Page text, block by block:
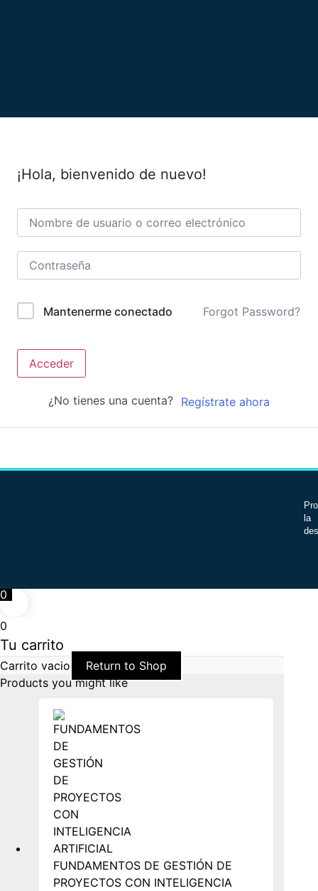
¡Hola, bienvenido de nuevo!
Mantenerme conectado Forgot Password?
Acceder
¿No tienes una cuenta? Regístrate ahora
la
0
0
Tu carrito
Carrito vacio
Return to Shop
Products you might like
FUNDAMENTOS DE GESTIÓN DE
PROYECTOS CON INTELIGENCIA